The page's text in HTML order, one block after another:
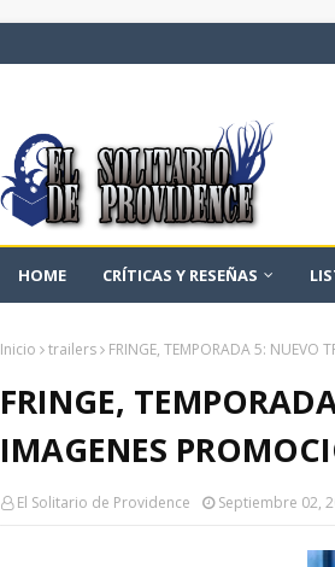
HOME CRÍTICAS Y RESEÑAS
Inicio trailers FRINGE, TEMPORADA 5: NUEVO
FRINGE,
IMAGENES
El Solitario de Providence Septiembre 02,